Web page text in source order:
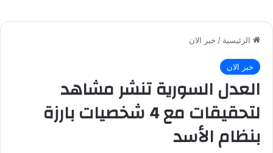
الرئيسية / خبر الان
خبر الان
العدل السورية تنشر مشاهد
لتحقيقات مع 4 شخصيات بارزة
بنظام الأسد